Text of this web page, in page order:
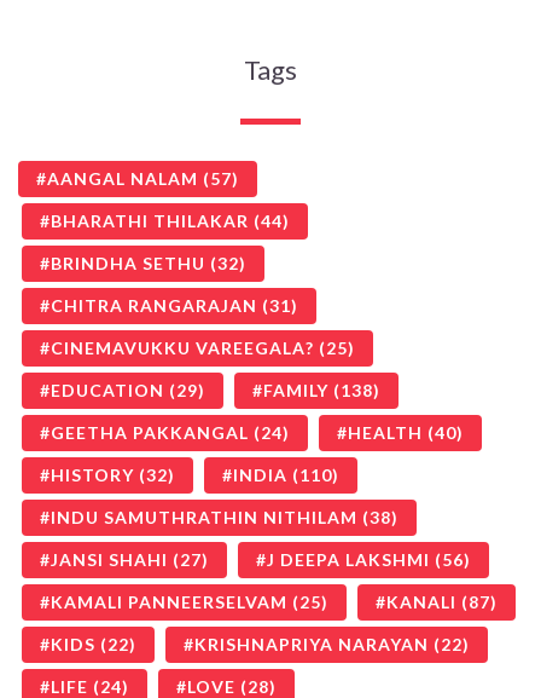
Tags
AANGAL NALAM (57)
BHARATHI THILAKAR (44)
BRINDHA SETHU (32)
CHITRA RANGARAJAN (31)
CINEMAVUKKU VAREEGALA? (25)
EDUCATION (29) FAMILY (138)
GEETHA PAKKANGAL (24) HEALTH (40)
HISTORY (32) INDIA (110)
INDU SAMUTHRATHIN NITHILAM (38)
JANSI SHAHI (27) J DEEPA LAKSHMI (56)
KAMALI PANNEERSELVAM (25) KANALI (87)
KIDS (22) KRISHNAPRIYA NARAYAN (22)
LIFE (24) LOVE (28)